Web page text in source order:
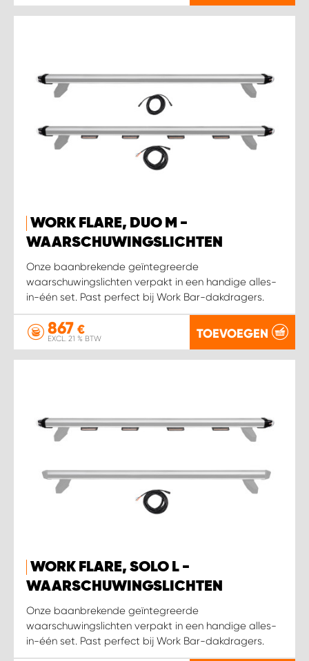
WORK FLARE, DUO M -
WAARSCHUWINGSLICHTEN
Onze baanbrekende geïntegreerde
waarschuwingslichten verpakt in een handige alles-
in-één set. Past perfect bij Work Bar-dakdragers.
867 €
EXCL. 21 % BTW TOEVOEGEN
WORK FLARE, SOLO L -
WAARSCHUWINGSLICHTEN
Onze baanbrekende geïntegreerde
waarschuwingslichten verpakt in een handige alles-
in-één set. Past perfect bij Work Bar-dakdragers.